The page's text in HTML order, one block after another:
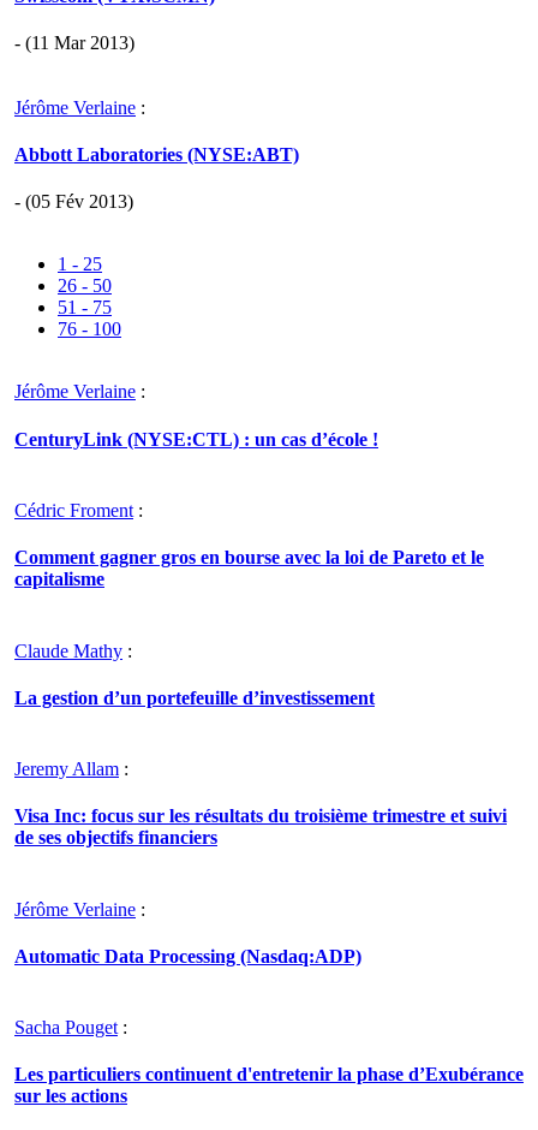
- (11 Mar 2013)
Jérôme Verlaine :
Abbott Laboratories (NYSE:ABT)
- (05 Fév 2013)
1 - 25
26 - 50
51 - 75
76 - 100
Jérôme Verlaine :
CenturyLink (NYSE:CTL) : un cas d’école !
Cédric Froment :
Comment gagner gros en bourse avec la loi de Pareto et le
capitalisme
Claude Mathy :
La gestion d’un portefeuille d’investissement
Jeremy Allam :
Visa Inc: focus sur les résultats du troisième trimestre et suivi
de ses objectifs financiers
Jérôme Verlaine :
Automatic Data Processing (Nasdaq:ADP)
Sacha Pouget :
Les particuliers continuent d'entretenir la phase d’Exubérance
sur les actions